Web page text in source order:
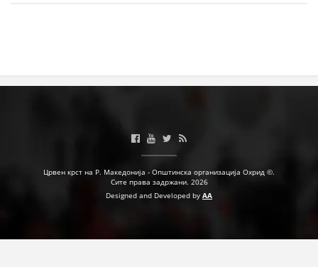
Црвен крст на Р. Македонија - Општинска организација Охрид ©.
Сите права задржани. 2026
Designed and Developed by AA